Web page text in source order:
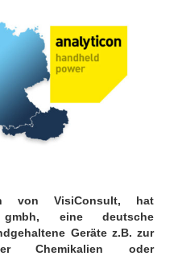
von VisiConsult, hat
eine deutsche
Geräte z.B. zur
Chemikalien oder